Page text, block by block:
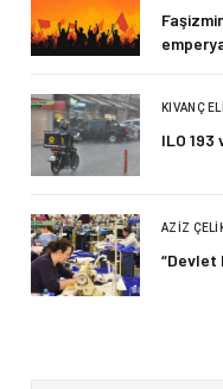
KIVANÇ
ILO
AZIZ
“Devlet